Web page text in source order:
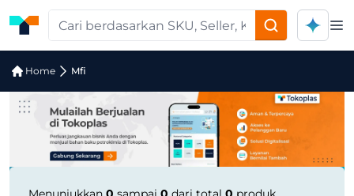
Home Mfi
Jual Mfi | Supplier Terpercaya